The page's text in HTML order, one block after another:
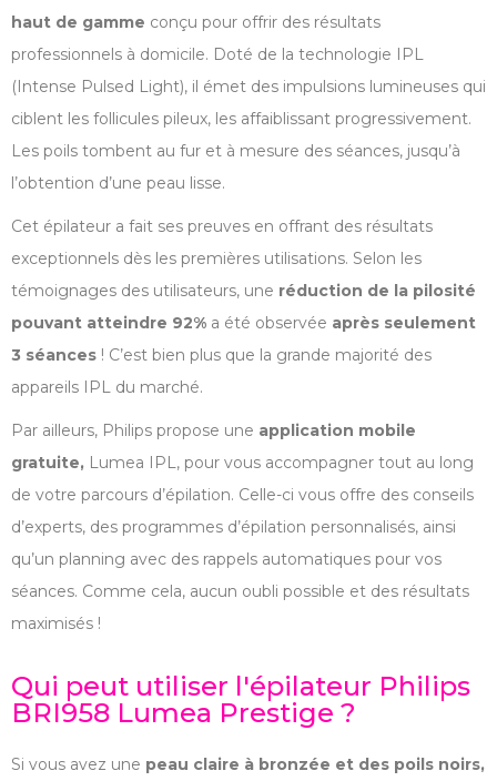
haut de gamme conçu pour offrir des résultats
professionnels à domicile. Doté de la technologie IPL
(Intense Pulsed Light), il émet des impulsions lumineuses qui
ciblent les follicules pileux, les affaiblissant progressivement.
Les poils tombent au fur et à mesure des séances, jusqu’à
l’obtention d’une peau lisse.
Cet épilateur a fait ses preuves en offrant des résultats
exceptionnels dès les premières utilisations. Selon les
témoignages des utilisateurs, une réduction de la pilosité
pouvant atteindre 92% a été observée après seulement
3 séances ! C’est bien plus que la grande majorité des
appareils IPL du marché.
Par ailleurs, Philips propose une application mobile
gratuite, Lumea IPL, pour vous accompagner tout au long
de votre parcours d’épilation. Celle-ci vous offre des conseils
d’experts, des programmes d’épilation personnalisés, ainsi
qu’un planning avec des rappels automatiques pour vos
séances. Comme cela, aucun oubli possible et des résultats
maximisés !
Qui peut utiliser l'épilateur Philips
BRI958 Lumea Prestige ?
Si vous avez une peau claire à bronzée et des poils noirs,